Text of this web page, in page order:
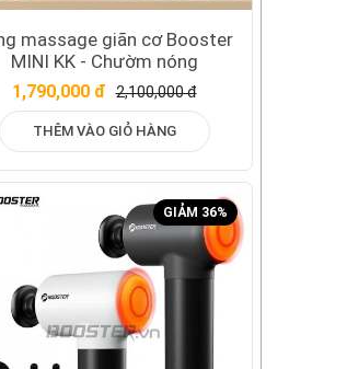
massage giãn cơ Booster
MINI KK - Chườm nóng
1,790,000 đ 2,100,000 đ
THÊM VÀO GIỎ HÀNG
GIẢM 36%